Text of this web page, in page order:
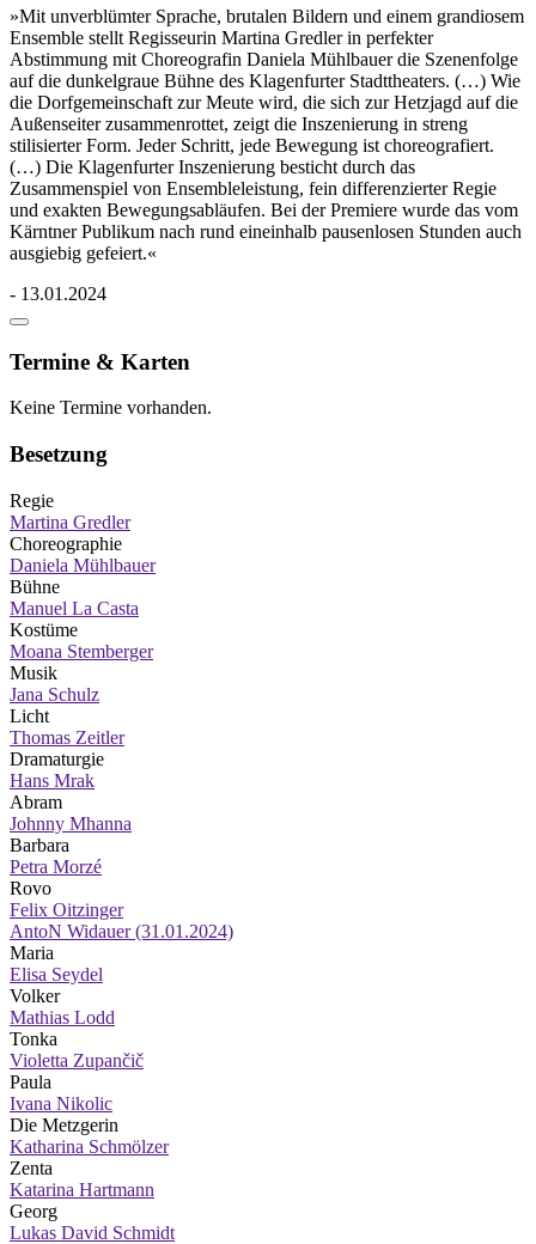
»Mit unverblümter Sprache, brutalen Bildern und einem grandiosem
Ensemble stellt Regisseurin Martina Gredler in perfekter
Abstimmung mit Choreografin Daniela Mühlbauer die Szenenfolge
auf die dunkelgraue Bühne des Klagenfurter Stadttheaters. (…) Wie
die Dorfgemeinschaft zur Meute wird, die sich zur Hetzjagd auf die
Außenseiter zusammenrottet, zeigt die Inszenierung in streng
stilisierter Form. Jeder Schritt, jede Bewegung ist choreografiert.
(…) Die Klagenfurter Inszenierung besticht durch das
Zusammenspiel von Ensembleleistung, fein differenzierter Regie
und exakten Bewegungsabläufen. Bei der Premiere wurde das vom
Kärntner Publikum nach rund eineinhalb pausenlosen Stunden auch
ausgiebig gefeiert.«
- 13.01.2024
Termine & Karten
Keine Termine vorhanden.
Besetzung
Regie
Martina Gredler
Choreographie
Daniela Mühlbauer
Bühne
Manuel La Casta
Kostüme
Moana Stemberger
Musik
Jana Schulz
Licht
Thomas Zeitler
Dramaturgie
Hans Mrak
Abram
Johnny Mhanna
Barbara
Petra Morzé
Rovo
Felix Oitzinger
AntoN Widauer (31.01.2024)
Maria
Elisa Seydel
Volker
Mathias Lodd
Tonka
Violetta Zupančič
Paula
Ivana Nikolic
Die Metzgerin
Katharina Schmölzer
Zenta
Katarina Hartmann
Georg
Lukas David Schmidt